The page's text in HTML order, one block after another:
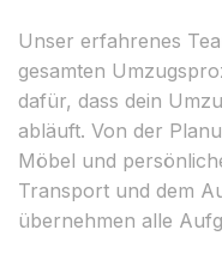
Unser erfahrenes
gesamten
dafür, dass dein
abläuft. Von der
Möbel und
Transport und dem
übernehmen alle